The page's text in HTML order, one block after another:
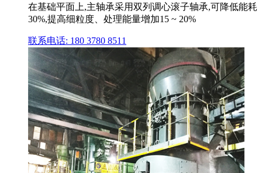
在基础平面上,主轴承采用双列调心滚子轴承,可降低能耗
30%,提高细粒度、处理能量增加15 ~ 20%
联系电话: 180 3780 8511